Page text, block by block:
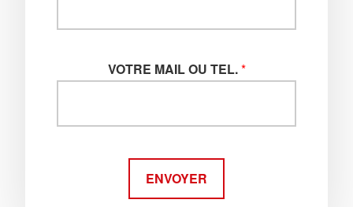
VOTRE MAIL OU TEL.*
ENVOYER